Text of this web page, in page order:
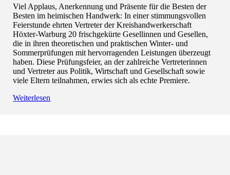
Viel Applaus, Anerkennung und Präsente für die Besten der
Besten im heimischen Handwerk: In einer stimmungsvollen
Feierstunde ehrten Vertreter der Kreishandwerkerschaft
Höxter-Warburg 20 frischgekürte Gesellinnen und Gesellen,
die in ihren theoretischen und praktischen Winter- und
Sommerprüfungen mit hervorragenden Leistungen überzeugt
haben. Diese Prüfungsfeier, an der zahlreiche Vertreterinnen
und Vertreter aus Politik, Wirtschaft und Gesellschaft sowie
viele Eltern teilnahmen, erwies sich als echte Premiere.
Weiterlesen